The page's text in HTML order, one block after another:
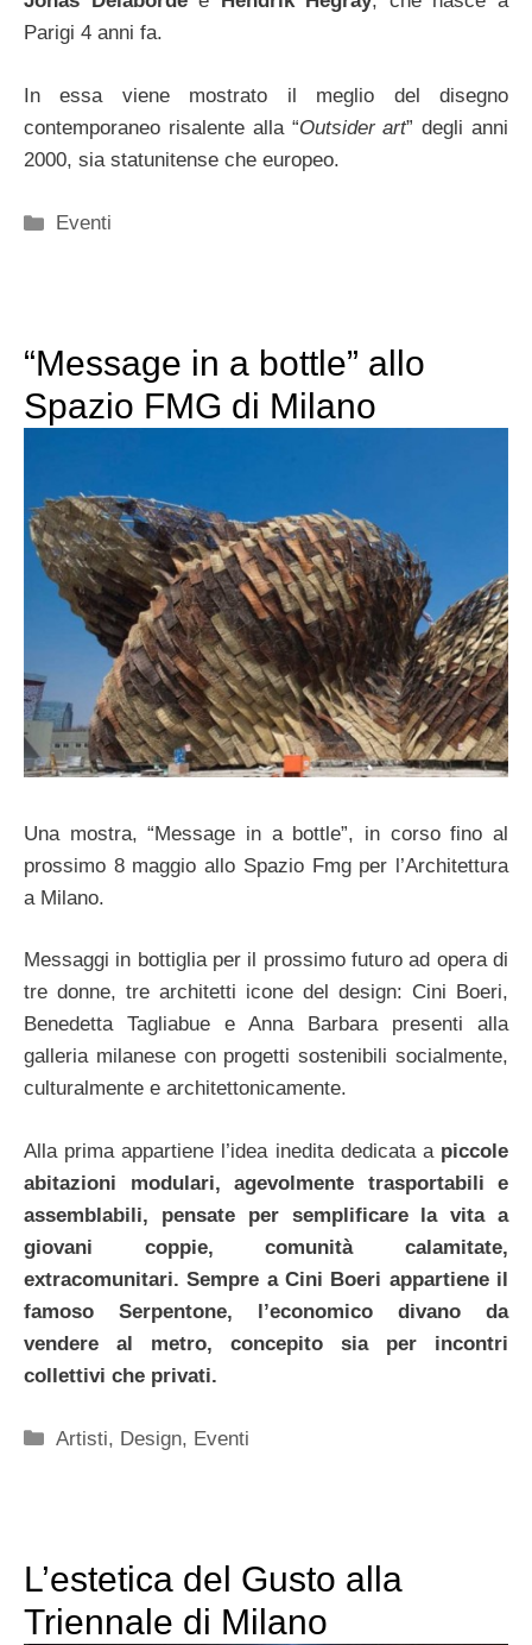
Parigi 4 anni fa.
In essa viene mostrato il meglio del disegno
contemporaneo risalente alla “Outsider art” degli anni
2000, sia statunitense che europeo.
Categorie
Eventi
“Message in a bottle” allo
Spazio FMG di Milano
Una mostra, “Message in a bottle”, in corso fino al
prossimo 8 maggio allo Spazio Fmg per l’Architettura
a Milano.
Messaggi in bottiglia per il prossimo futuro ad opera di
tre donne, tre architetti icone del design: Cini Boeri,
Benedetta Tagliabue e Anna Barbara presenti alla
galleria milanese con progetti sostenibili socialmente,
culturalmente e architettonicamente.
Alla prima appartiene l’idea inedita dedicata a piccole
abitazioni modulari, agevolmente trasportabili e
assemblabili, pensate per semplificare la vita a
giovani coppie, comunità calamitate,
extracomunitari. Sempre a Cini Boeri appartiene il
famoso Serpentone, l’economico divano da
vendere al metro, concepito sia per incontri
collettivi che privati.
Categorie
Artisti, Design, Eventi
L’estetica del Gusto alla
Triennale di Milano